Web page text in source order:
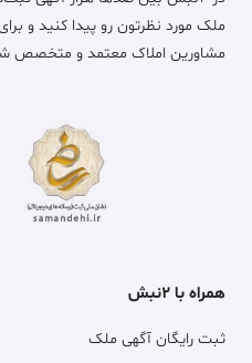
ملک مورد نظرتون رو پیدا کنید و
مشاورین املاک معتمد و متخصص
همراه با ۲نبش
ثبت رایگان آگهی ملک